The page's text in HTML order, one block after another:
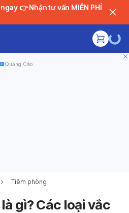
MIỄN PHÍ
Quảng Cáo
Tiêm phòng
gì? Các loại vắc